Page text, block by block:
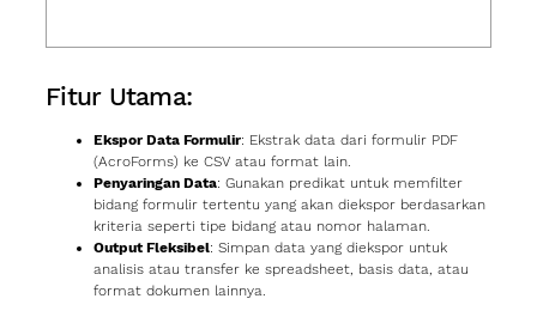
Fitur Utama:
Ekspor Data Formulir: Ekstrak data dari formulir PDF
(AcroForms) ke CSV atau format lain.
Penyaringan Data: Gunakan predikat untuk memfilter
bidang formulir tertentu yang akan diekspor berdasarkan
kriteria seperti tipe bidang atau nomor halaman.
Output Fleksibel: Simpan data yang diekspor untuk
analisis atau transfer ke spreadsheet, basis data, atau
format dokumen lainnya.